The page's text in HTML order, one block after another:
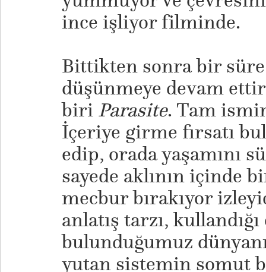
ince işliyor filminde.
​Bittikten sonra bir
düşünmeye devam
biri Parasite. Tam
İçeriye girme fırsatı
edip, orada yaşamını
sayede aklının içinde
mecbur bırakıyor
anlatış tarzı,
bulunduğumuz
yutan sistemin somut